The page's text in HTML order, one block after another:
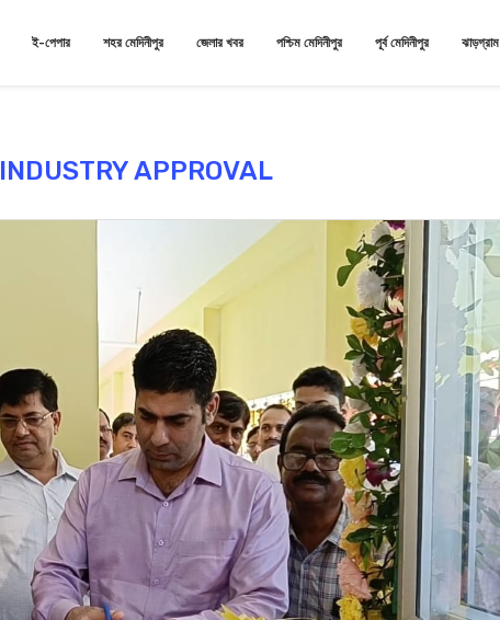
ই-পেপার শহর মেদিনীপুর জেলার খবর পশ্চিম মেদিনীপুর পূর্ব মেদিনীপুর ঝাড়গ্রাম
INDUSTRY APPROVAL